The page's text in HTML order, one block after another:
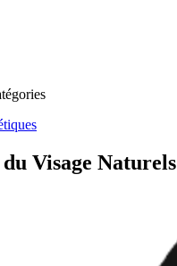
du Visage Naturels